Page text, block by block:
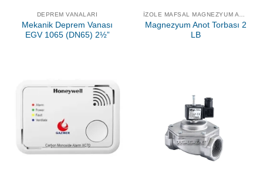
DEPREM VANALARI
Mekanik Deprem Vanası
EGV 1065 (DN65) 2½”
Magnezyum Anot Torbası 2
LB